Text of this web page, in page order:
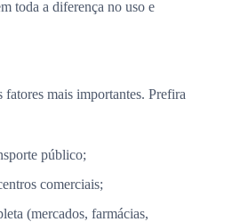
toda a diferença no uso e
mais importantes. Prefira
público;
comerciais;
(mercados, farmácias,